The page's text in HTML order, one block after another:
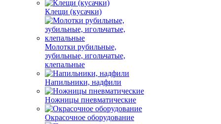
Клещи (кусачки)
Молотки рубильные,
зубильные, игольчатые,
клепальные
Напильники, надфили
Ножницы пневматические
Окрасочное оборудование